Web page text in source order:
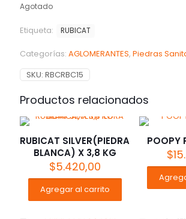
Agotado
Etiqueta: RUBICAT
Categorías: AGLOMERANTES, Piedras
SKU: RBCRBC15
Productos relacionados
RUBICAT SILVER(PIEDRA
BLANCA) X 3,8 KG
$5.420,00
Agregar al carrito
POOPY
$